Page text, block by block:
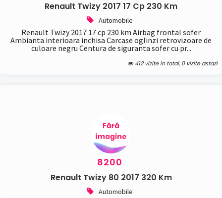
Renault Twizy 2017 17 Cp 230 Km
Automobile
Renault Twizy 2017 17 cp 230 km Airbag frontal sofer
Ambianta interioara inchisa Carcase oglinzi retrovizoare de
culoare negru Centura de siguranta sofer cu pr...
412 vizite in total, 0 vizite astazi
8200
Renault Twizy 80 2017 320 Km
Automobile